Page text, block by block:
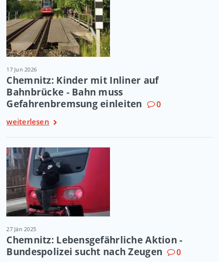
17 Jun 2026
Chemnitz: Kinder mit Inliner auf
Bahnbrücke - Bahn muss
Gefahrenbremsung einleiten
0
weiterlesen
27 Jän 2025
Chemnitz: Lebensgefährliche Aktion -
Bundespolizei sucht nach Zeugen
0